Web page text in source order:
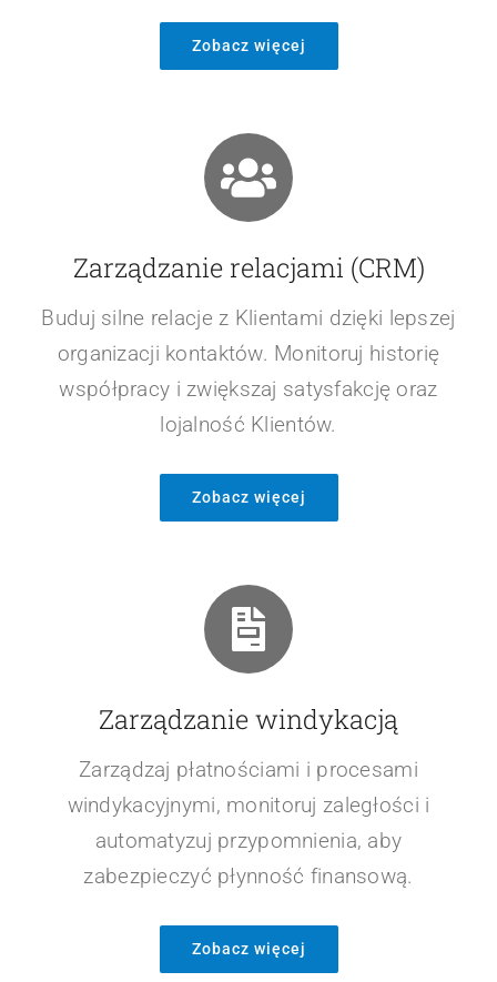
Zobacz więcej
Zarządzanie relacjami (CRM)
Buduj silne relacje z Klientami dzięki lepszej
organizacji kontaktów. Monitoruj historię
współpracy i zwiększaj satysfakcję oraz
lojalność Klientów.
Zobacz więcej
Zarządzanie windykacją
Zarządzaj płatnościami i procesami
windykacyjnymi, monitoruj zaległości i
automatyzuj przypomnienia, aby
zabezpieczyć płynność finansową.
Zobacz więcej